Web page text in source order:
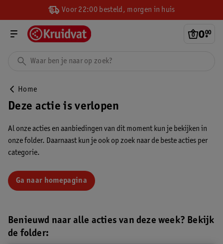
Voor 22:00 besteld, morgen in huis
0.
00
Home
Deze actie is verlopen
Al onze acties en aanbiedingen van dit moment kun je bekijken in
onze folder. Daarnaast kun je ook op zoek naar de beste acties per
categorie.
Ga naar homepagina
Benieuwd naar alle acties van deze week? Bekijk
de folder: